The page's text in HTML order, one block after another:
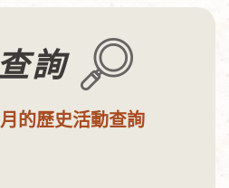
詢
的歷史活動查詢